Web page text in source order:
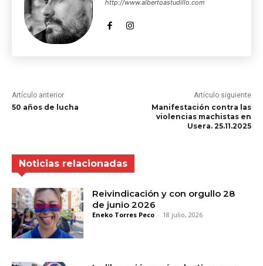
http://www.albertoastudillo.com
Artículo anterior
50 años de lucha
Artículo siguiente
Manifestación contra las
violencias machistas en
Usera. 25.11.2025
Noticias relacionadas
Reivindicación y con orgullo 28
de junio 2026
Eneko Torres Peco - 18 julio, 2026